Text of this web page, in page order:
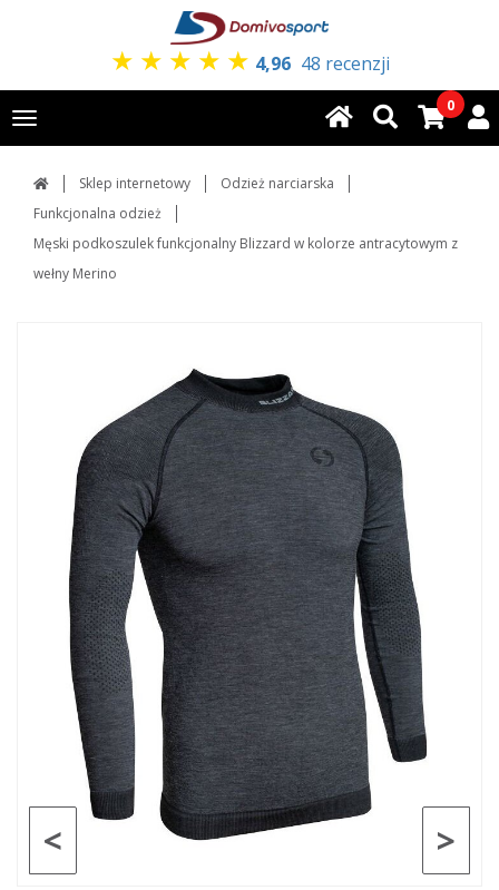
★ ★ ★ ★ ★ 4,96 48 recenzji
Toggle
navigation
0
Sklep internetowy
Odzież narciarska
Funkcjonalna odzież
Męski podkoszulek funkcjonalny Blizzard w kolorze antracytowym z
wełny Merino
>
<